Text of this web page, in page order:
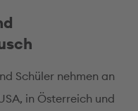
Schüler nehmen an
in Österreich und